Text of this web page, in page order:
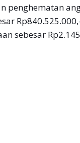
penghematan
sebesar